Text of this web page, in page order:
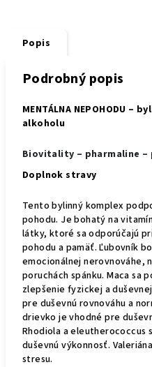
Popis
Podrobný popis
MENTÁLNA NEPOHODU –
alkoholu
Biovitality – pharmaline
Doplnok stravy
Tento bylinný komplex
pohodu. Je bohatý na
látky, ktoré sa odporúčajú
pohodu a pamäť. Ľubovník
emocionálnej nerovnováhe,
poruchách spánku. Maca sa
zlepšenie fyzickej a
pre duševnú rovnováhu a
drievko je vhodné pre
Rhodiola a eleutherococcus
duševnú výkonnosť.
stresu.